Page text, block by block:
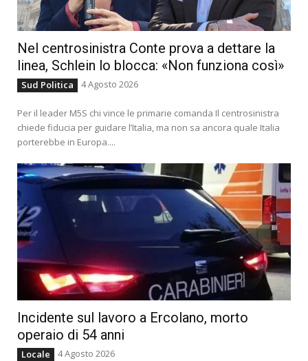
Nel centrosinistra Conte prova a dettare la
linea, Schlein lo blocca: «Non funziona così»
Sud Politica 4 Agosto 2026
Per il leader M5S chi vince le primarie comanda Il centrosinistra
chiede fiducia per guidare l’Italia, ma non sa ancora quale Italia
porterebbe in Europa....
Incidente sul lavoro a Ercolano, morto
operaio di 54 anni
Locale 4 Agosto 2026